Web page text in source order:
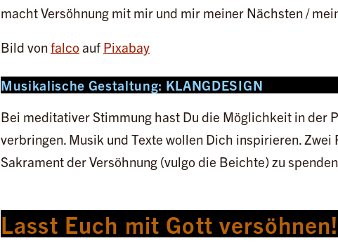
macht Versöhnung mit mir und mir meiner Nächsten /
Bild vonfalco auf Pixabay
Musikalische Gestaltung: KLANGDESIGN
Bei meditativer Stimmung hast Du die Möglichkeit in der
verbringen. Musik und Texte wollen Dich inspirieren.
Sakrament der Versöhnung (vulgo die Beichte) zu
Lasst Euch mit Gott